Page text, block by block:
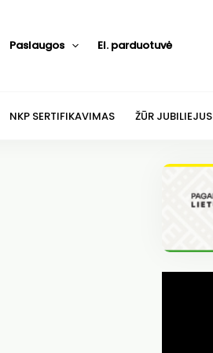
Paslaugos El. parduotuvė
NKP SERTIFIKAVIMAS ŽŪR JUBILIEJUS